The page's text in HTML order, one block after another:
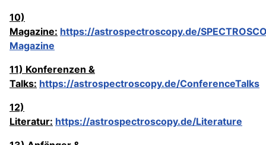
10)
Magazine: https://astrospectroscopy.de/
Magazine
11) Konferenzen &
Talks: https://astrospectroscopy.de/ConferenceTalks
12)
Literatur: https://astrospectroscopy.de/Literature